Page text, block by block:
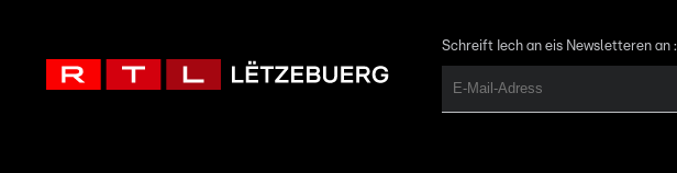
Schreift Iech an eis Newsletteren an :